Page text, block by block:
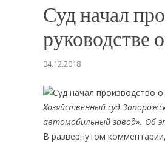
Суд начал
руководстве
04.12.2018
Хозяйственный суд
автомобильный завод». Об
В развернутом